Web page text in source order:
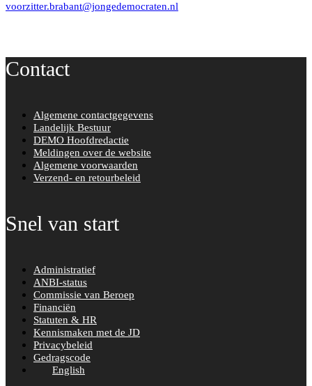
voorzitter.brabant@jongedemocraten.nl
Contact
Algemene contactgegevens
Landelijk Bestuur
DEMO Hoofdredactie
Meldingen over de website
Algemene voorwaarden
Verzend- en retourbeleid
Snel van start
Administratief
ANBI-status
Commissie van Beroep
Financiën
Statuten & HR
Kennismaken met de JD
Privacybeleid
Gedragscode
English